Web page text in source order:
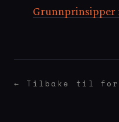
Grunnprinsipper
← Tilbake til